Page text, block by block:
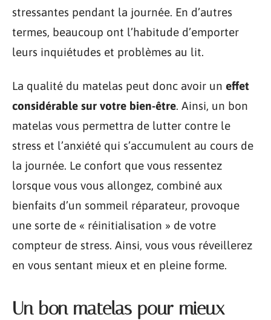
stressantes pendant la journée. En d’autres
termes, beaucoup ont l’habitude d’emporter
leurs inquiétudes et problèmes au lit.
La qualité du matelas peut donc avoir un effet
considérable sur votre bien-être. Ainsi, un bon
matelas vous permettra de lutter contre le
stress et l’anxiété qui s’accumulent au cours de
la journée. Le confort que vous ressentez
lorsque vous vous allongez, combiné aux
bienfaits d’un sommeil réparateur, provoque
une sorte de « réinitialisation » de votre
compteur de stress. Ainsi, vous vous réveillerez
en vous sentant mieux et en pleine forme.
Un bon matelas pour mieux